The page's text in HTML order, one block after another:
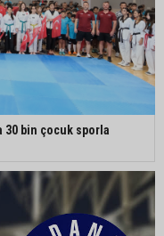
Parti’ye Yüreğir çıkışı:
üyelerimize ne yaptınız?
30 bin çocuk sporla